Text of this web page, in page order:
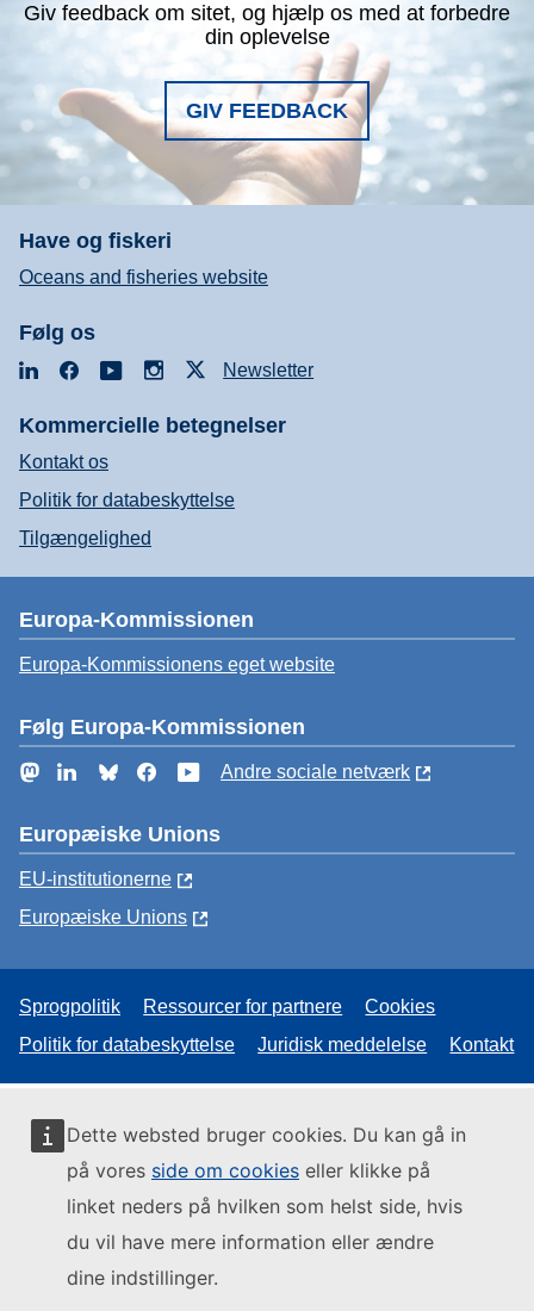
Dette websted bruger cookies. Du kan gå in
på vores side om cookies eller klikke på
linket neders på hvilken som helst side, hvis
du vil have mere information eller ændre
dine indstillinger.
Giv feedback om sitet, og hjælp os med at forbedre
din oplevelse
GIV FEEDBACK
Have og fiskeri
Oceans and fisheries website
Følg os
LinkedInFacebookYouTubeInstagramNewsletter
Kommercielle betegnelser
Kontakt os
Politik for databeskyttelse
Tilgængelighed
Europa-Kommissionen
Europa-Kommissionens eget website
Følg Europa-Kommissionen
MastodonLinkedInBlueskyFacebookYouTube
Andre sociale netværk
Europæiske Unions
EU-institutionerne
Europæiske Unions
Sprogpolitik Ressourcer for partnere
Cookies
Politik for databeskyttelse
Juridisk meddelelse Kontakt